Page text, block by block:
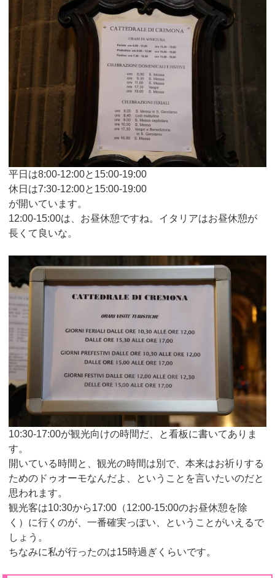
平日は8:00-12:00と15:00-19:00
休日は7:30-12:00と15:00-19:00
が開いています。
12:00-15:00は、お昼休憩ですね。イタリアはお昼休憩が
長くて良いな。
10:30-17:00が観光向けの時間だ、と看板に書いてありま
す。
開いている時間と、観光の時間は別で、本来はお祈りする
ためのドゥオーモなんだよ、ということを言いたいのだと
思われます。
観光客は10:30から17:00（12:00-15:00のお昼休憩を除
く）に行くのが、一番確実っぽい、ということがいえるで
しょう。
ちなみに私が行ったのは15時過ぎくらいです。